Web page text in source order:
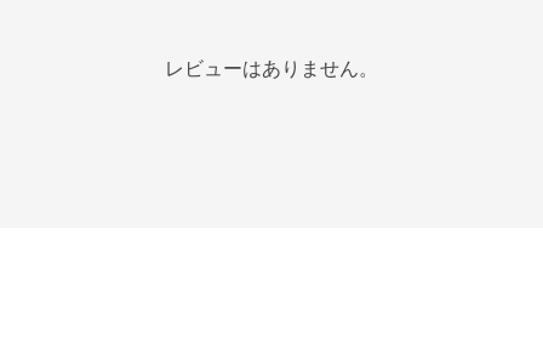
レビューはありません。